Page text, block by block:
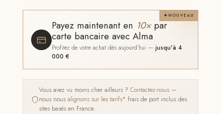
NOUVEAU
Payez maintenant en 10×par
carte bancaire avec Alma
Profitez de votre achat dès aujourd'hui —jusqu'à 4
000 €
Vous avez vu moins cher ailleurs ?Contactez-nous —
nous nousalignons sur les tarifs* frais de port inclus des
sites basés en France.